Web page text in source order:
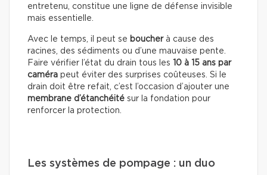
entretenu, constitue une ligne de défense invisible
mais essentielle.
Avec le temps, il peut se boucherà cause des
racines, des sédiments ou d’une mauvaise pente.
Faire vérifier l’état du drain tous les
10 à 15 ans par
caméra peut éviter des surprises coûteuses. Si le
drain doit être refait, c’est l’occasion d’ajouter une
membrane d’étanchéité sur la fondation pour
renforcer la protection.
Les systèmes de pompage : un duo